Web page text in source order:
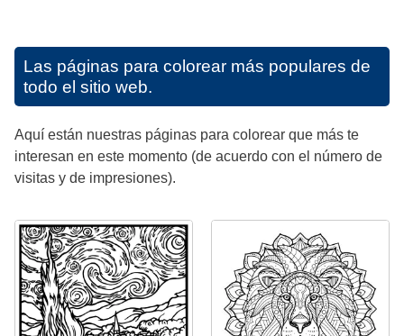
Las páginas para colorear más populares de
todo el sitio web.
Aquí están nuestras páginas para colorear que más te
interesan en este momento (de acuerdo con el número de
visitas y de impresiones).